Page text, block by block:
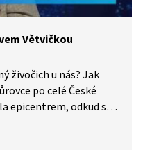
Větvičkou
živočich u nás? Jak
po celé České
epicentrem, odkud se